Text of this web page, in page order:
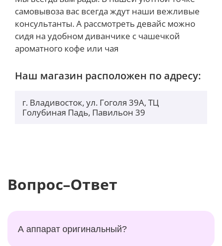
самовывоза вас всегда ждут наши вежливые
консультанты. А рассмотреть девайс можно
сидя на удобном диванчике с чашечкой
ароматного кофе или чая
Наш магазин расположен по адресу:
г. Владивосток, ул. Гоголя 39А, ТЦ
Голубиная Падь, Павильон 39
Вопрос–Ответ
А аппарат оригинальный?